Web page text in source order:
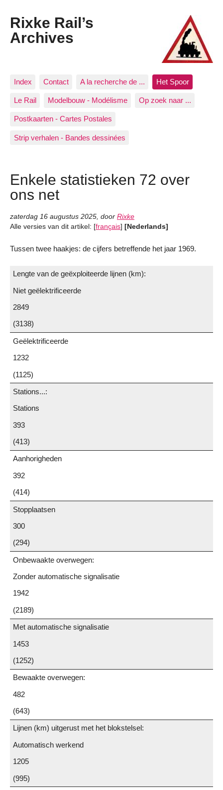
Rixke Rail’s
Archives
Index Contact A la recherche de ... Het Spoor
Le Rail Modelbouw - Modélisme Op zoek naar ...
Postkaarten - Cartes Postales
Strip verhalen - Bandes dessinées
Enkele statistieken 72 over
ons net
zaterdag 16 augustus 2025, door Rixke
Alle versies van dit artikel: [français] [Nederlands]
Tussen twee haakjes: de cijfers betreffende het jaar 1969.
Lengte van de geëxploiteerde lijnen (km):
Niet geëlektrificeerde
2849
(3138)
Geëlektrificeerde
1232
(1125)
Stations...:
Stations
393
(413)
Aanhorigheden
392
(414)
Stopplaatsen
300
(294)
Onbewaakte overwegen:
Zonder automatische signalisatie
1942
(2189)
Met automatische signalisatie
1453
(1252)
Bewaakte overwegen:
482
(643)
Lijnen (km) uitgerust met het blokstelsel:
Automatisch werkend
1205
(995)